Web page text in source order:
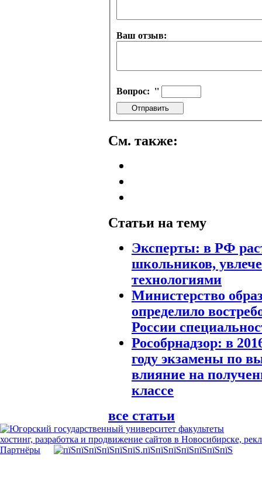
Ваш отзыв:
Вопрос: ''
См. также:
Статьи на тему
Эксперты: в РФ
школьников,
технологиями
Министерство
определило
России
Рособрнадзор: в
году экзамены по
влияние на
классе
все статьи
хостинг, разработка и продвижение сайтов в Новосибирске,
Партнёры